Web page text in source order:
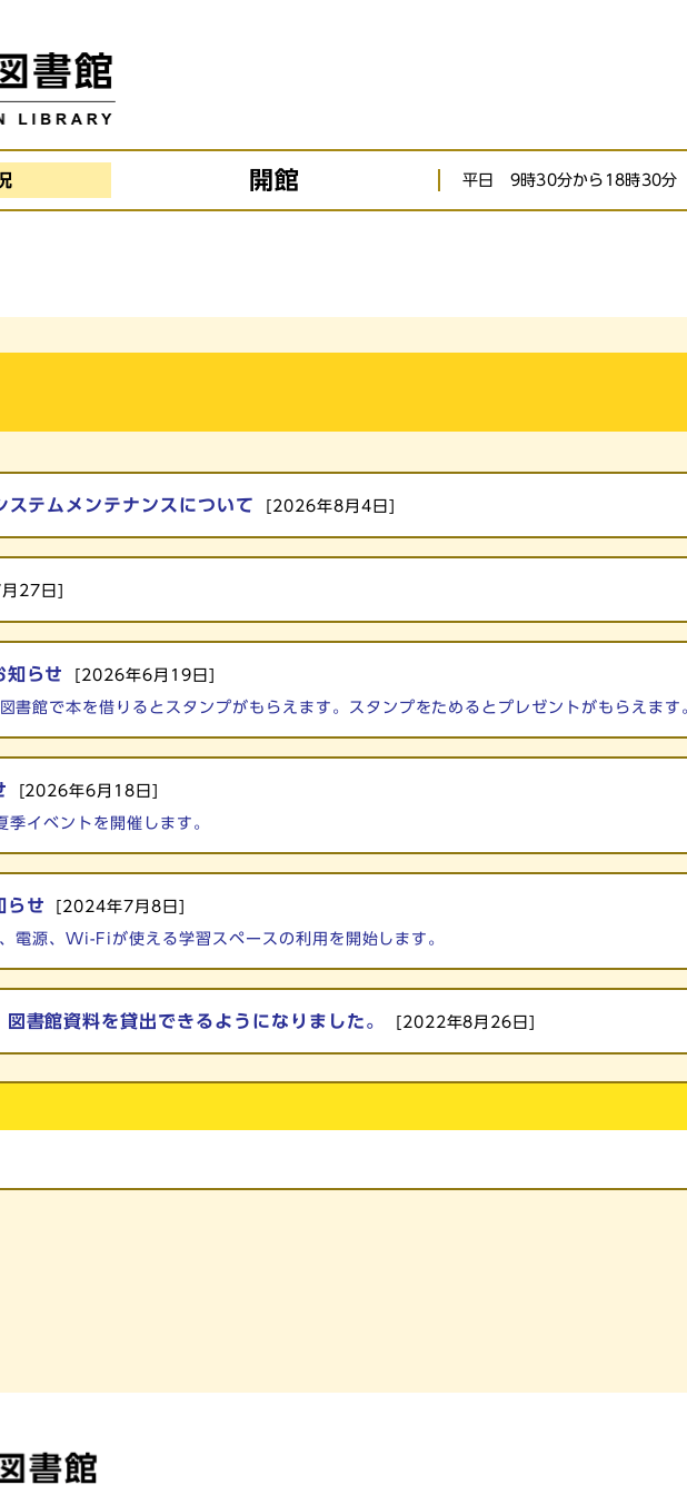
開館 平日 9時30分から18時30分
テムメンテナンスについて [2026年8月4日]
27日]
知らせ [2026年6月19日]
書館で本を借りるとスタンプがもらえます。スタンプをためるとプレゼントがもらえます
[2026年6月18日]
イベントを開催します。
らせ [2024年7月8日]
電源、Wi-Fiが使える学習スペースの利用を開始します。
書館資料を貸出できるようになりました。 [2022年8月26日]